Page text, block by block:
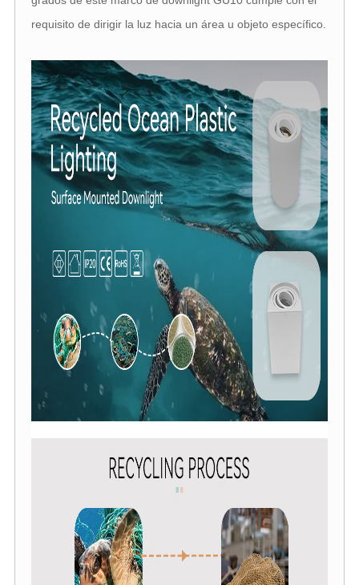
requisito de dirigir la luz hacia un área u objeto específico.